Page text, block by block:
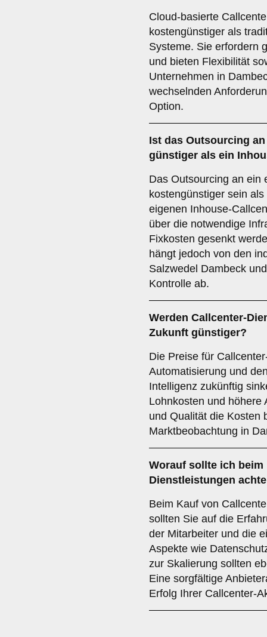
Cloud-basierte
kostengünstiger als
Systeme. Sie erfordern
und bieten Flexibilität
Unternehmen in
wechselnden
Option.
Ist das Outsourcing
günstiger als ein
Das Outsourcing an ein
kostengünstiger sein
eigenen Inhouse-
über die notwendige
Fixkosten gesenkt
hängt jedoch von den
Salzwedel Dambeck
Kontrolle ab.
Werden Callcenter-
Zukunft günstiger?
Die Preise für
Automatisierung und
Intelligenz zukünftig
Lohnkosten und höhere
und Qualität die Kosten
Marktbeobachtung in
Worauf sollte ich
Dienstleistungen
Beim Kauf von
sollten Sie auf die
der Mitarbeiter und die
Aspekte wie
zur Skalierung sollten
Eine sorgfältige
Erfolg Ihrer Callcenter-